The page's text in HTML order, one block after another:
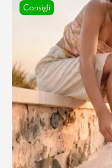
Consigli